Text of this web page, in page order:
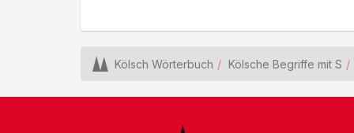
Kölsch Wörterbuch Kölsche Begriffe mit S